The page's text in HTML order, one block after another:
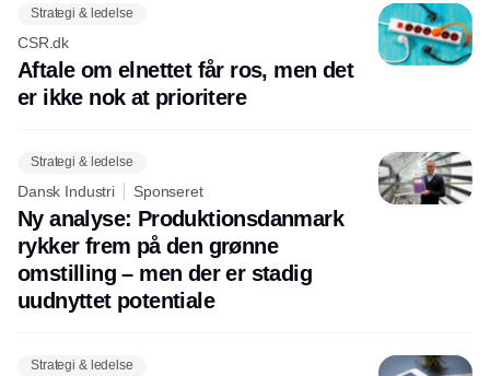
Strategi & ledelse
CSR.dk
Aftale om elnettet får ros, men det
er ikke nok at prioritere
Strategi & ledelse
Dansk Industri Sponseret
Ny analyse: Produktionsdanmark
rykker frem på den grønne
omstilling – men der er stadig
uudnyttet potentiale
Strategi & ledelse